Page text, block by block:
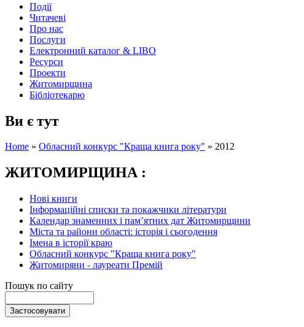
Події
Читачеві
Про нас
Послуги
Електронний каталог & LIBO
Ресурси
Проекти
Житомирщина
Бібліотекарю
Ви є тут
Home » Обласний конкурс "Краща книга року" » 2012
ЖИТОМИРЩИНА :
Нові книги
Інформаційні списки та покажчики літератури
Календар знаменних і пам’ятних дат Житомирщини
Міста та райони області: історія і сьогодення
Імена в історії краю
Обласний конкурс "Краща книга року"
Житомиряни - лауреати Премій
Пошук по сайту